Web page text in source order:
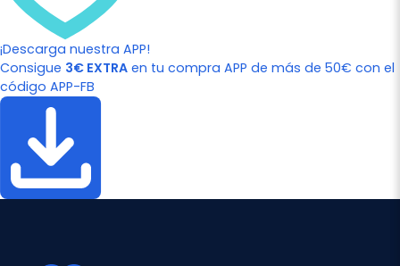
¡Descarga nuestra APP!
Consigue 3€ EXTRA en tu compra APP de más de 50€ con el
código APP-FB